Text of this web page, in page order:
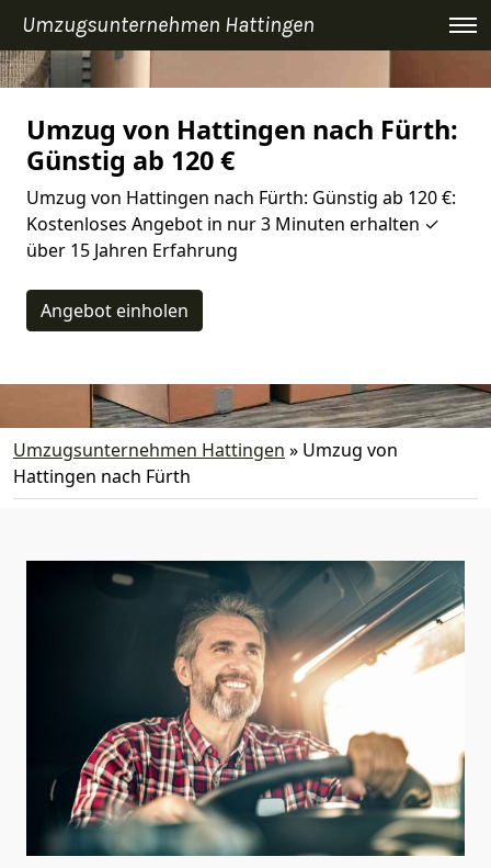
Umzugsunternehmen Hattingen
Umzug von Hattingen nach Fürth:
Günstig ab 120 €
Umzug von Hattingen nach Fürth: Günstig ab 120 €:
Kostenloses Angebot in nur 3 Minuten erhalten ✓
über 15 Jahren Erfahrung
Angebot einholen
Umzugsunternehmen Hattingen » Umzug von
Hattingen nach Fürth